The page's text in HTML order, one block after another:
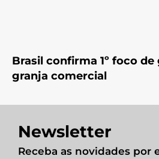
Brasil confirma 1º foco
granja comercial
Newsletter
Receba as novidades por